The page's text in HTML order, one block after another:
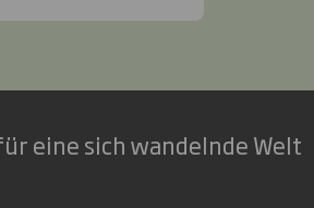
eine sich wandelnde Welt